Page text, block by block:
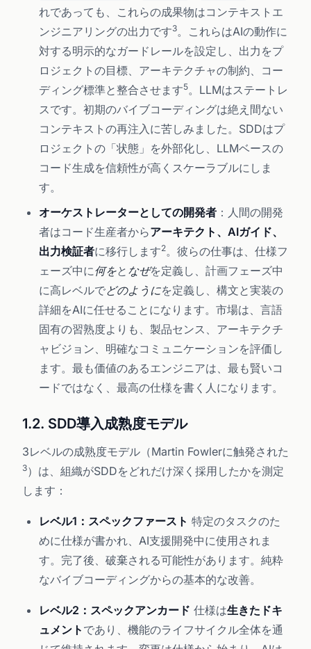
れであっても、これらの成果物はコンテキストエ
ンジニアリングの出力です3。これらはAIの動作に
対する明示的なガードレールを設定し、出力をプ
ロジェクトの目標、アーキテクチャの制約、コー
ディング標準と整合させます5。LLMはステートレ
スです。初期のバイブコーディングは絶え間ない
コンテキストの再注入に苦しみました。SDDはプ
ロジェクトの「状態」を外部化し、LLMベースの
コード生成を信頼性が高くスケーラブルにしま
す。
オーケストレーターとしての開発者 ：人間の開発
者はコード生産者からアーキテクト、AIガイド、
出力検証者に移行します2。彼らの仕事は、仕様フ
ェーズ中に何をと なぜを定義し、計画フェーズ中
に高レベルでどのようにを定義し、構文と実装の
詳細をAIに任せることになります。市場は、言語
固有の習熟度よりも、製品センス、アーキテクチ
ャビジョン、明確なコミュニケーションを評価し
ます。最も価値のあるエンジニアは、最も賢いコ
ードではなく、最高の仕様を書く人になります。
1.2. SDD導入成熟度モデル
3レベルの成熟度モデル（Martin Fowlerに触発された
3）は、組織がSDDをどれだけ深く採用したかを測定
します：
レベル1：スペックファースト 特定のタスクのた
めに仕様が書かれ、AI支援開発中に使用されま
す。完了後、破棄される可能性があります。純粋
なバイブコーディングからの基本的な改善。
レベル2：スペックアンカード 仕様は生きたドキ
ュメント であり、機能のライフサイクル全体を通